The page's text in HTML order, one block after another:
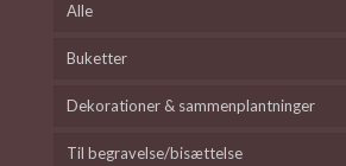
Alle
Buketter
Dekorationer & sammenplantninger
Til begravelse/bisættelse